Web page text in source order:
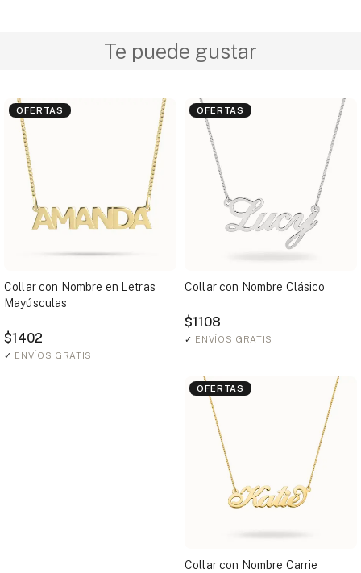
Te puede gustar
OFERTAS
Collar con Nombre en Letras
Mayúsculas
$1402
✓ ENVÍOS GRATIS
OFERTAS
Collar con Nombre Clásico
$1108
✓ ENVÍOS GRATIS
OFERTAS
Collar con Nombre Carrie